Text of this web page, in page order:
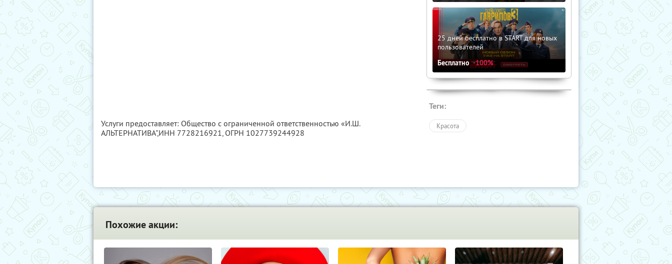
Услуги предоставляет: Общество с ограниченной ответственностью «И.Ш.
АЛЬТЕРНАТИВА",ИНН 7728216921, ОГРН 1027739244928
25 дней бесплатно в START для новых
пользователей
Бесплатно -100%
Теги:
Красота
Похожие акции: